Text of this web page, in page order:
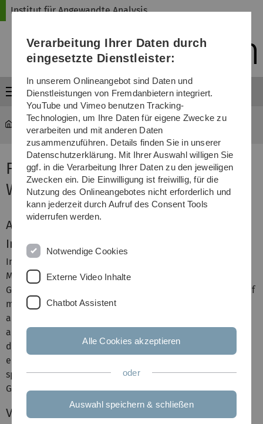
Direkt
Direkt
Direkt
(Sprache,
Drucken,
Media)
Direkt
Direkt
Institut für Angewandte Analysis
Menü
Funktionalanalysis 2
Funktionalanalysis 2 im
Wintersemester 09/10
Aktuelles
Inhalt
In dieser Vorlesung werden funktionalanalytische
Methoden zur Lösung von linearen und nicht-linearen
Gleichungen vorgestellt. Der Schwerpunkt liegt hierbei auf
monotonen Operatoren und der Galerkin-Methode, die
auch in der Numerik von großer Bedeutung ist. Es werden
auch Evolutionsprobleme besprochen, d.h. Gleichungen,
die von der Zeit abhängen und die man beispielsweise zu
einem gegebenen Anfangswert lösen möchte. Dazu
sprechen wir über (nicht-lineare) Halbgruppen und
Gradientenflüsse.
Voraussetzungen
Verarbeitung Ihrer Daten durch
eingesetzte Dienstleister:
In unserem Onlineangebot sind Daten und
Dienstleistungen von Fremdanbietern integriert.
YouTube und Vimeo benutzen Tracking-
Technologien, um Ihre Daten für eigene Zwecke zu
verarbeiten und mit anderen Daten
zusammenzuführen. Details finden Sie in unserer
Datenschutzerklärung. Mit Ihrer Auswahl willigen Sie
ggf. in die Verarbeitung Ihrer Daten zu den jeweiligen
Zwecken ein. Die Einwilligung ist freiwillig, für die
Nutzung des Onlineangebotes nicht erforderlich und
kann jederzeit durch Aufruf des Consent Tools
widerrufen werden.
Notwendige Cookies
Externe Video Inhalte
Chatbot Assistent
Alle Cookies akzeptieren
oder
Auswahl speichern & schließen